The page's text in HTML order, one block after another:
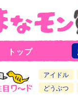
トップ
アイドル
どうぶつ